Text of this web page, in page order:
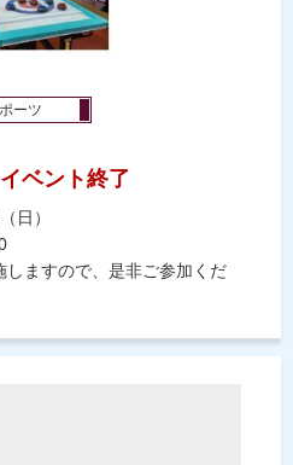
ーツ
イベント終了
日）
しますので、是非ご参加くだ